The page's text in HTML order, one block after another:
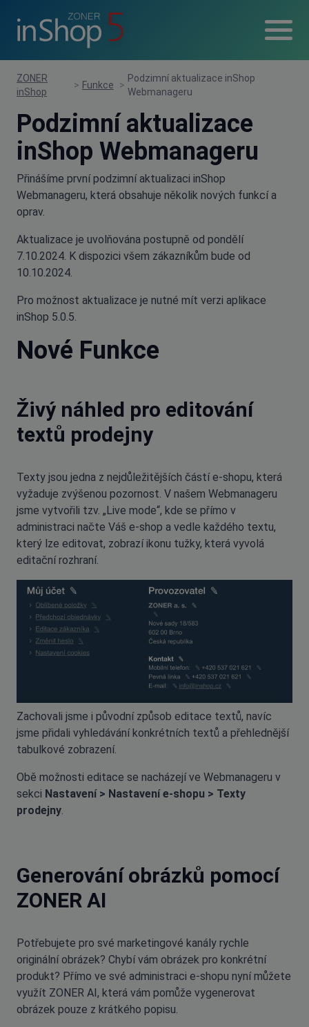
ZONER
inShop
> Funkce >
Podzimní aktualizace inShop
Webmanageru
Podzimní aktualizace
inShop Webmanageru
Přinášíme první podzimní aktualizaci inShop
Webmanageru, která obsahuje několik nových funkcí a
oprav.
Aktualizace je uvolňována postupně od pondělí
7.10.2024. K dispozici všem zákazníkům bude od
10.10.2024.
Pro možnost aktualizace je nutné mít verzi aplikace
inShop 5.0.5.
Nové Funkce
Živý náhled pro editování
textů prodejny
Texty jsou jedna z nejdůležitějších částí e-shopu, která
vyžaduje zvýšenou pozornost. V našem Webmanageru
jsme vytvořili tzv. „Live mode“, kde se přímo v
administraci načte Váš e-shop a vedle každého textu,
který lze editovat, zobrazí ikonu tužky, která vyvolá
editační rozhraní.
Zachovali jsme i původní způsob editace textů, navíc
jsme přidali vyhledávání konkrétních textů a přehlednější
tabulkové zobrazení.
Obě možnosti editace se nacházejí ve Webmanageru v
sekci Nastavení > Nastavení e-shopu > Texty
prodejny
Generování obrázků pomocí
ZONER AI
Potřebujete pro své marketingové kanály rychle
originální obrázek? Chybí vám obrázek pro konkrétní
produkt? Přímo ve své administraci e-shopu nyní můžete
využít ZONER AI, která vám pomůže vygenerovat
obrázek pouze z krátkého popisu.